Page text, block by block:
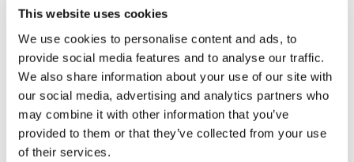
This website uses cookies
We use cookies to personalise content and ads, to
provide social media features and to analyse our traffic.
We also share information about your use of our site with
our social media, advertising and analytics partners who
may combine it with other information that you’ve
provided to them or that they’ve collected from your use
of their services.
Angelo van Ree向所有想提高块茎产量和品质的种植
者推荐P4P® 4-Good，因为通过使用Good产品，可以见
证块茎数量的显著增加，商品薯数量更多，且大小均
匀。这不仅能提高种植者收益，还有助于提高马铃薯的
整体品质。
2. 提高作物的抗逆性